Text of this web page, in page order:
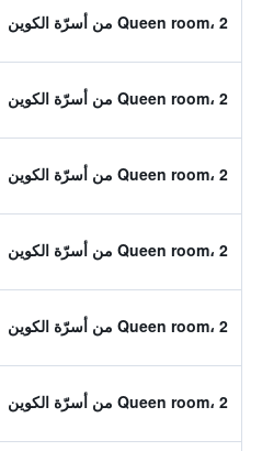
Queen room، 2 من أسرّة الكوين
Queen room، 2 من أسرّة الكوين
Queen room، 2 من أسرّة الكوين
Queen room، 2 من أسرّة الكوين
Queen room، 2 من أسرّة الكوين
Queen room، 2 من أسرّة الكوين